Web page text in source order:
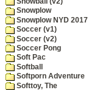
Snowplow
Snowplow NYD 2017
Soccer (v1)
Soccer (v2)
Soccer Pong
Soft Pac
Softball
Softporn Adventure
Softtoy, The